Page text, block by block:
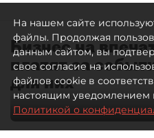
Бизнес на
платят за
для них
На нашем сайте
файлы. Продолжая
данным сайтом, вы
свое согласие на
файлов cookie в
настоящим уведомлением
Политикой о